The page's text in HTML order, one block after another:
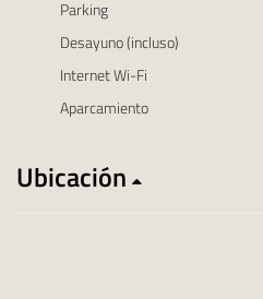
Parking
Desayuno (incluso)
Internet Wi-Fi
Aparcamiento
Ubicación